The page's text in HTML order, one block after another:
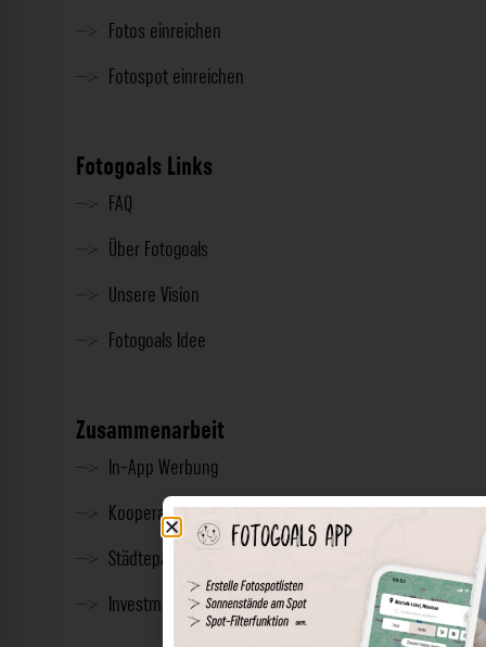
Fotos einreichen
Fotospot einreichen
Fotogoals Links
FAQ
Über Fotogoals
Unsere Vision
Fotogoals Idee
Zusammenarbeit
In-App Werbung
Kooperationen
Städtepartnerschaft
Investment & Presse